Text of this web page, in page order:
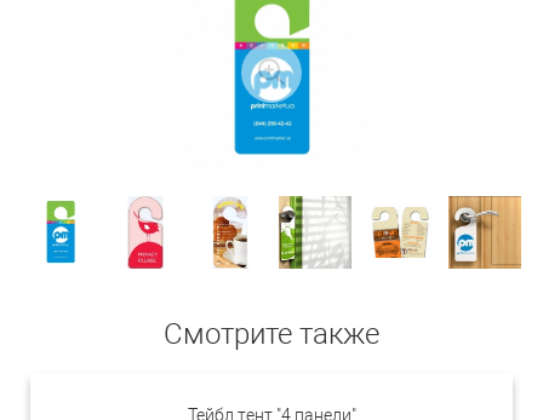
Смотрите также
Тейбл тент "4 панели"